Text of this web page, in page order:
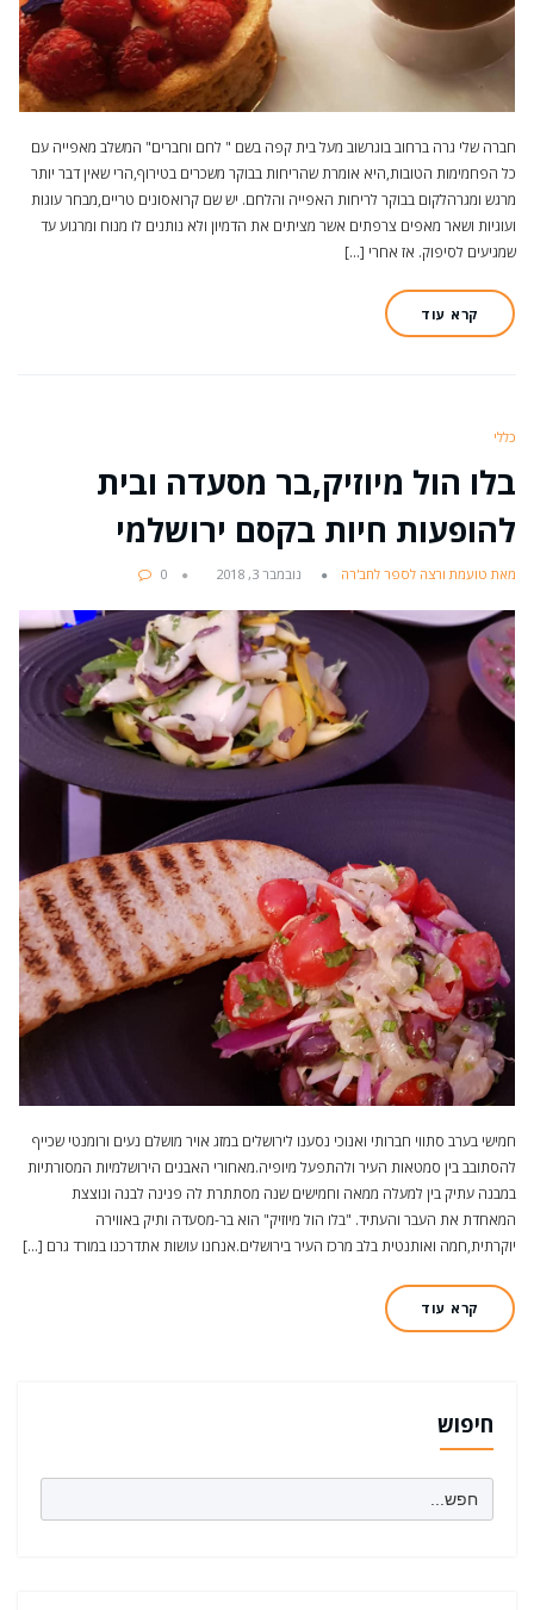
חברה שלי גרה ברחוב בוגרשוב מעל בית קפה בשם " לחם וחברים" המשלב מאפייה עם
כל הפחמימות הטובות,היא אומרת שהריחות בבוקר משכרים בטירוף,הרי שאין דבר יותר
מרגש ומגרהלקום בבוקר לריחות האפייה והלחם. יש שם קרואסונים טריים,מבחר עוגות
ועוגיות ושאר מאפים צרפתים אשר מציתים את הדמיון ולא נותנים לו מנוח ומרגוע עד
שמגיעים לסיפוק. אז אחרי […]
קרא עוד
כללי
בלו הול מיוזיק,בר מסעדה ובית
להופעות חיות בקסם ירושלמי
מאת טועמת ורצה לספר לחב'רה נובמבר 3, 2018 0
חמישי בערב סתווי חברותי ואנוכי נסענו לירושלים במזג אויר מושלם נעים ורומנטי שכייף
להסתובב בין סמטאות העיר ולהתפעל מיופיה.מאחורי האבנים הירושלמיות המסורתיות
במבנה עתיק בין למעלה ממאה וחמישים שנה מסתתרת לה פנינה לבנה ונוצצת
המאחדת את העבר והעתיד. "בלו הול מיוזיק" הוא בר-מסעדה ותיק באווירה
יוקרתית,חמה ואותנטית בלב מרכז העיר בירושלים.אנחנו עושות אתדרכנו במורד גרם […]
קרא עוד
חיפוש
Search
for: